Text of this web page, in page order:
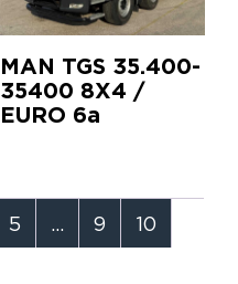
MAN TGS 35.400-
35400 8X4 /
EURO 6a
5 9 10